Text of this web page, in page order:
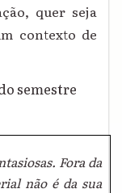
quer seja
contexto de
semestre
Fora da
não é da sua